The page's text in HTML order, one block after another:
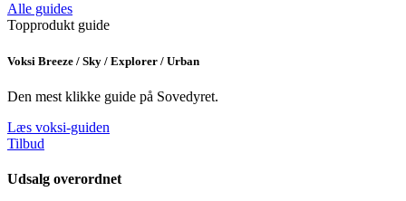
Alle guides
Topprodukt guide
Voksi Breeze / Sky / Explorer / Urban
Den mest klikke guide på Sovedyret.
Læs voksi-guiden
Tilbud
Udsalg overordnet